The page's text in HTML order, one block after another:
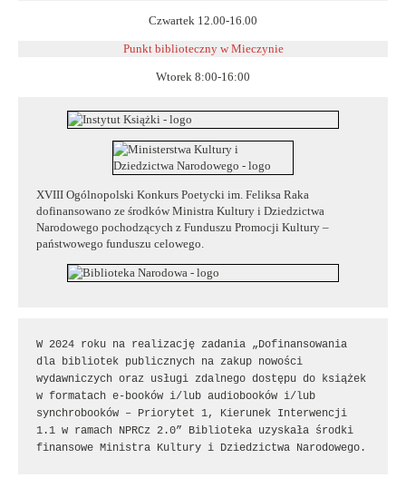
Czwartek 12.00-16.00
Punkt biblioteczny w Mieczynie
Wtorek 8:00-16:00
XVIII Ogólnopolski Konkurs Poetycki im. Feliksa Raka
dofinansowano ze środków Ministra Kultury i Dziedzictwa
Narodowego pochodzących z Funduszu Promocji Kultury –
państwowego funduszu celowego.
W 2024 roku na realizację zadania „Dofinansowania
dla bibliotek publicznych na zakup nowości
wydawniczych oraz usługi zdalnego dostępu do książek
w formatach e-booków i/lub audiobooków i/lub
synchrobooków – Priorytet 1, Kierunek Interwencji
1.1 w ramach NPRCz 2.0” Biblioteka uzyskała środki
finansowe Ministra Kultury i Dziedzictwa Narodowego.